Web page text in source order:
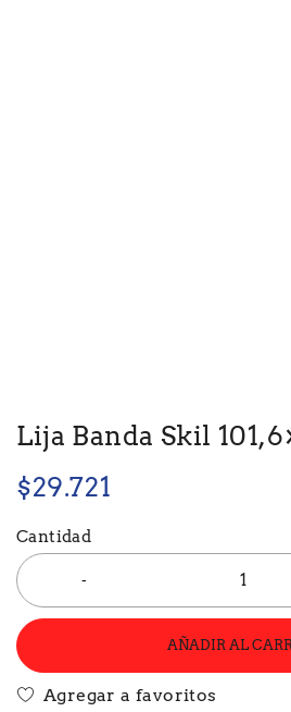
Lija Banda Skil
$29.721
Cantidad
AÑADIR AL